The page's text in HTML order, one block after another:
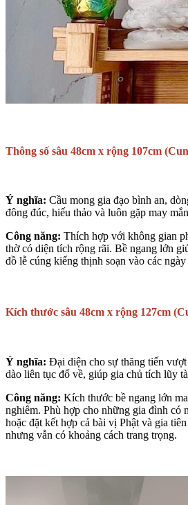
Thông số sâu 48cm x rộng 107cm
Ý nghĩa: Cầu mong gia đạo bình an,
đông đúc, hiếu thảo và luôn gặp may
Công năng: Thích hợp với không gian
thờ có diện tích rộng rãi. Bề ngang lớn
đồ lễ cúng kiếng thịnh soạn vào các
Kích thước sâu 48cm x rộng 127cm
Ý nghĩa: Đại diện cho sự thăng tiến
dào liên tục đổ về, giúp gia chủ tích lũy
Công năng: Kích thước bề ngang lớn
nghiêm. Phù hợp cho những gia đình có
hoặc đặt kết hợp cả bài vị Phật và gia
nhưng vẫn có khoảng cách trang trọng.